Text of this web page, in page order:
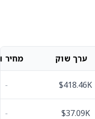
ערך שוק מחיר
$418.46K
-
$37.09K
-